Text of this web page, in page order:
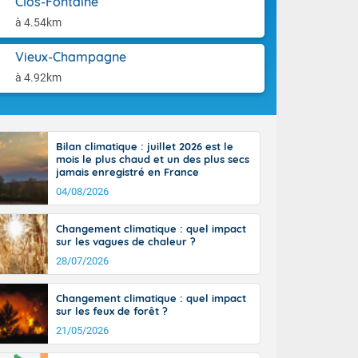
à 4.54km
Vieux-Champagne
à 4.92km
l'après-
14
il fait
30 à 35
Bilan climatique : juillet 2026 est le
mois le plus chaud et un des plus secs
jamais enregistré en France
04/08/2026
Changement climatique : quel impact
sur les vagues de chaleur ?
28/07/2026
Changement climatique : quel impact
sur les feux de forêt ?
21/05/2026